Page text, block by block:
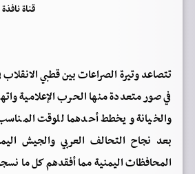
قناة
تتصاعد وتيرة الصراعات بين قطبي الانقلاب
في صور متعددة منها الحرب الإعلامية
والخيانة ويخطط أحدهما للوقت
بعد نجاح التحالف العربي والجيش
المحافظات اليمنية مما أفقدهم كل ما